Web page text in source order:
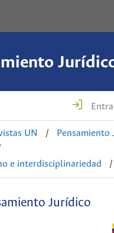
UN /
Pensamiento
e interdisciplinariedad
/
Jurídico